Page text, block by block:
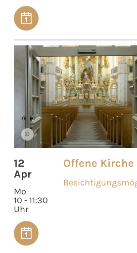
©
12
Apr
Mo
10 - 11:30
Uhr
Offene Kirche